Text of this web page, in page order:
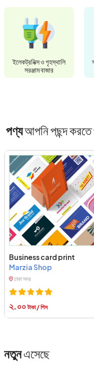
ইলেকট্রনিক্স ও গৃহস্থালি
সরঞ্জাম বাজার
পণ্যআপনি পছন্দ করতে
Business card print
Marzia Shop
ঢাকা সদর
২.০০টাকা / পিস
নতুনএসেছে